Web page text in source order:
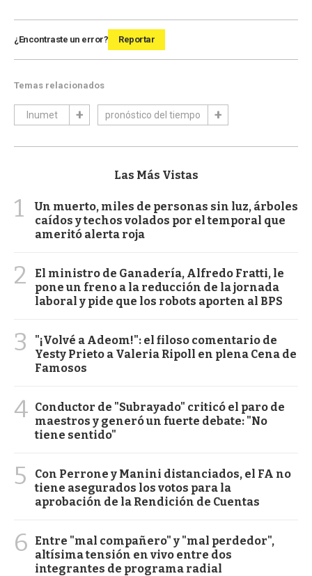
¿Encontraste un error? Reportar
Temas relacionados
Inumet pronóstico del tiempo
Las Más Vistas
1
Un muerto, miles de personas sin luz, árboles
caídos y techos volados por el temporal que
ameritó alerta roja
2
El ministro de Ganadería, Alfredo Fratti, le
pone un freno a la reducción de la jornada
laboral y pide que los robots aporten al BPS
3
"¡Volvé a Adeom!": el filoso comentario de
Yesty Prieto a Valeria Ripoll en plena Cena de
Famosos
4 Conductor de "Subrayado" criticó el paro de
maestros y generó un fuerte debate: "No
tiene sentido"
5
Con Perrone y Manini distanciados, el FA no
tiene asegurados los votos para la
aprobación de la Rendición de Cuentas
6
Entre "mal compañero" y "mal perdedor",
altísima tensión en vivo entre dos
integrantes de programa radial